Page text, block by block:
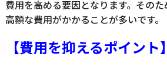
費用を高める要因となります。その
高額な費用がかかることが多いです。
【費用を抑えるポイント】